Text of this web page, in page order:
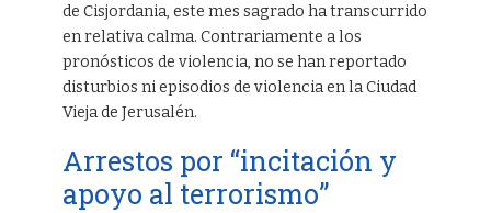
de Cisjordania, este mes sagrado ha transcurrido
en relativa calma. Contrariamente a los
pronósticos de violencia, no se han reportado
disturbios ni episodios de violencia en la Ciudad
Vieja de Jerusalén.
Arrestos por “incitación y
apoyo al terrorismo”